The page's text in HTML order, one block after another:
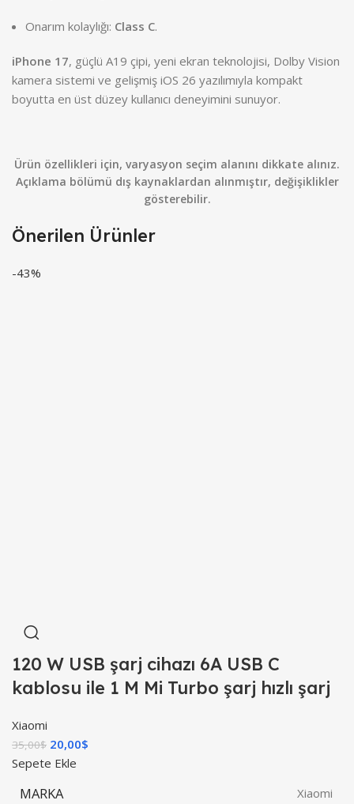
Onarım kolaylığı: Class C.
iPhone 17, güçlü A19 çipi, yeni ekran teknolojisi, Dolby Vision
kamera sistemi ve gelişmiş iOS 26 yazılımıyla kompakt
boyutta en üst düzey kullanıcı deneyimini sunuyor.
Ürün özellikleri için, varyasyon seçim alanını dikkate alınız.
Açıklama bölümü dış kaynaklardan alınmıştır, değişiklikler
gösterebilir.
Önerilen Ürünler
-43%
120 W USB şarj cihazı 6A USB C
kablosu ile 1 M Mi Turbo şarj hızlı şarj
Xiaomi
35,00$ 20,00$
Sepete Ekle
MARKA Xiaomi